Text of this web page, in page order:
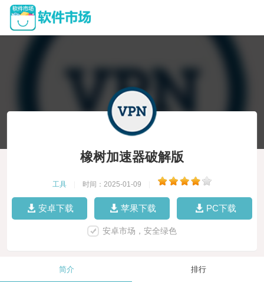
橡树加速器破解版
工具 时间：2025-01-09
安卓下载 苹果下载 PC下载
安卓市场，安全绿色
简介 排行